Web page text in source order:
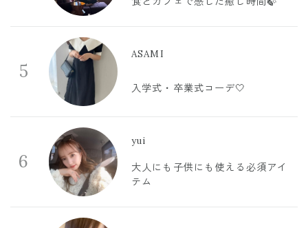
5
ASAMI
入学式・卒業式コーデ🤍
6
yui
大人にも子供にも使える必須アイ
テム